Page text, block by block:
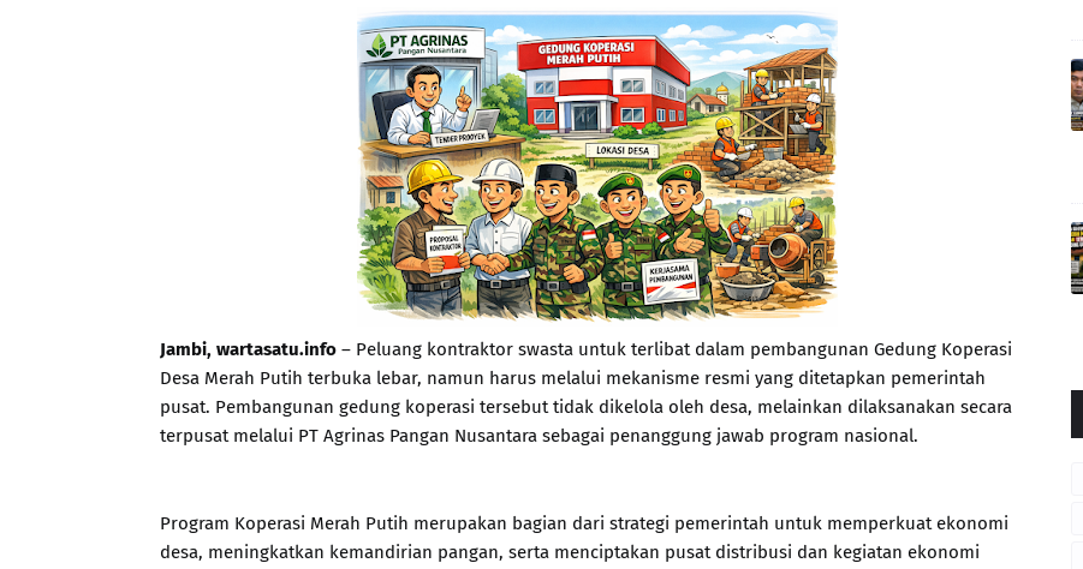
Jambi, wartasatu.info – Peluang kontraktor swasta untuk terlibat dalam pembangunan Gedung Koperasi
Desa Merah Putih terbuka lebar, namun harus melalui mekanisme resmi yang ditetapkan pemerintah
pusat. Pembangunan gedung koperasi tersebut tidak dikelola oleh desa, melainkan dilaksanakan secara
terpusat melalui PT Agrinas Pangan Nusantara sebagai penanggung jawab program nasional.
Program Koperasi Merah Putih merupakan bagian dari strategi pemerintah untuk memperkuat ekonomi
desa, meningkatkan kemandirian pangan, serta menciptakan pusat distribusi dan kegiatan ekonomi